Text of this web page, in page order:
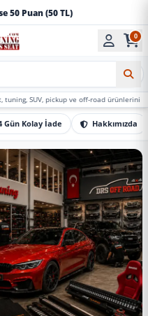
oto aksesuar ve tuning
0
pickup ve off-road ürünlerini DRS
Gün Kolay İade Hakkımızda